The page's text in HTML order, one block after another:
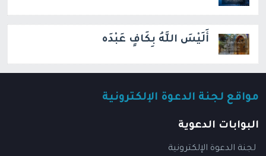
أَلَيْسَ اللَّهُ بِكَافٍ عَبْدَه
مواقع لجنة الدعوة الإلكترونية
البوابات الدعوية
لجنة الدعوة الإلكترونية